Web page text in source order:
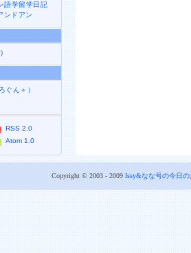
語学留学日記
ンドアン
)
ぐん＋）
RSS 2.0
Atom 1.0
Copyright © 2003 - 2009 Issy&なな号の今日